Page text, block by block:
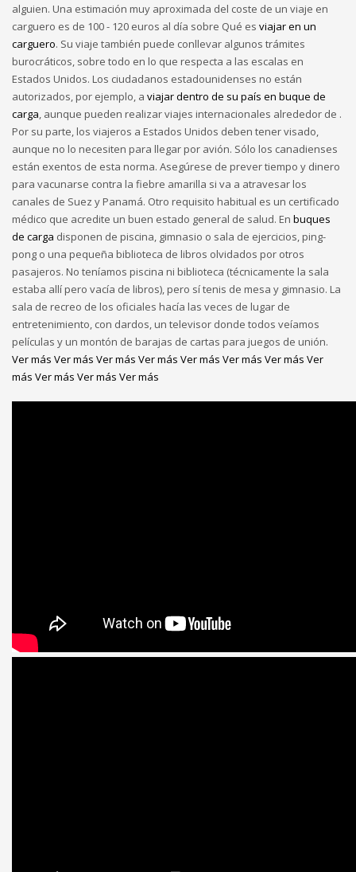
alguien. Una estimación muy aproximada del coste de un viaje en
carguero es de 100 - 120 euros al día sobre Qué es viajar en un
carguero. Su viaje también puede conllevar algunos trámites
burocráticos, sobre todo en lo que respecta a las escalas en
Estados Unidos. Los ciudadanos estadounidenses no están
autorizados, por ejemplo, a viajar dentro de su país en buque de
carga , aunque pueden realizar viajes internacionales alrededor de .
Por su parte, los viajeros a Estados Unidos deben tener visado,
aunque no lo necesiten para llegar por avión. Sólo los canadienses
están exentos de esta norma. Asegúrese de prever tiempo y dinero
para vacunarse contra la fiebre amarilla si va a atravesar los
canales de Suez y Panamá. Otro requisito habitual es un certificado
médico que acredite un buen estado general de salud. En buques
de carga disponen de piscina, gimnasio o sala de ejercicios, ping-
pong o una pequeña biblioteca de libros olvidados por otros
pasajeros. No teníamos piscina ni biblioteca (técnicamente la sala
estaba allí pero vacía de libros), pero sí tenis de mesa y gimnasio. La
sala de recreo de los oficiales hacía las veces de lugar de
entretenimiento, con dardos, un televisor donde todos veíamos
películas y un montón de barajas de cartas para juegos de unión.
Ver más Ver más Ver más Ver más Ver más Ver más Ver más Ver
más Ver más Ver más Ver más